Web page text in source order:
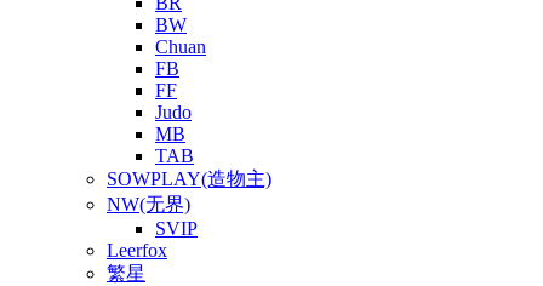
BW
Chuan
FB
FF
Judo
MB
TAB
SOWPLAY(造物主)
NW(无界)
SVIP
Leerfox
繁星